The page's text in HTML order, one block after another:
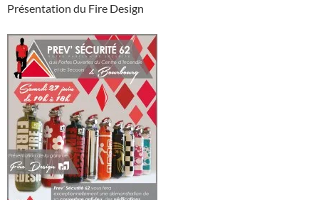
Présentation du Fire Design